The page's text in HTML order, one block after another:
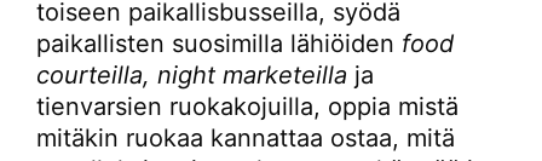
toiseen paikallisbusseilla, syödä
paikallisten suosimilla lähiöiden food
courteilla, night marketeilla ja
tienvarsien ruokakojuilla, oppia mistä
mitäkin ruokaa kannattaa ostaa, mitä